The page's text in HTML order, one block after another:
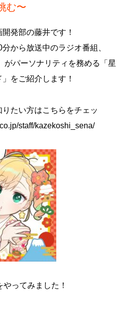
む〜
発部の藤井です！
から放送中のラジオ番組、
がパーソナリティを務める「星
をご紹介します！
たい方はこちらをチェッ
staff/kazekoshi_sena/
ってみました！